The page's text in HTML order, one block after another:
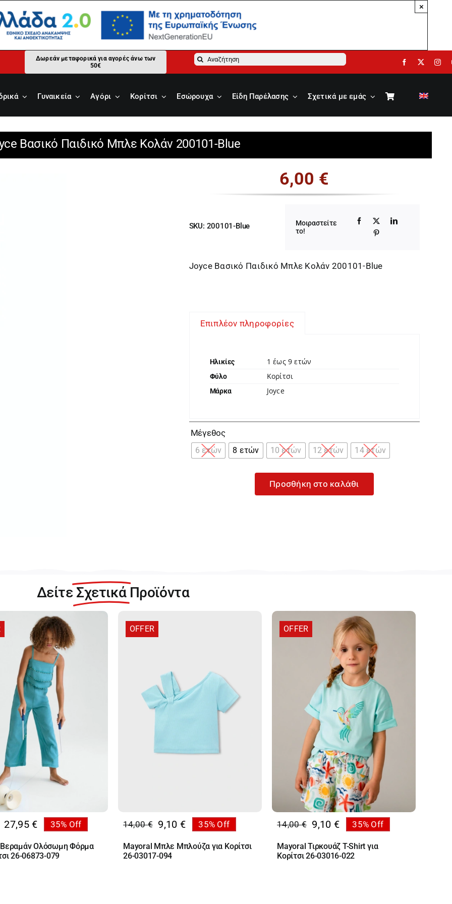
×
Δωρεάν μεταφορικά για αγορές άνω των
50€
Αναζήτηση
Γυναικεία Αγόρι Κορίτσι Εσώρουχα Είδη Παρέλασης Σχετικά με εμάς
Βασικό Παιδικό Μπλε Κολάν 200101-Blue
6,00 €
SKU: 200101-Blue
Μοιραστείτε
το!
Joyce Βασικό Παιδικό Μπλε Κολάν 200101-Blue
Επιπλέον πληροφορίες
Ηλικίες 1 έως 9 ετών
Φύλο Κορίτσι
Μάρκα Joyce
Μέγεθος
6 ετών 8 ετών 10 ετών 12 ετών 14 ετών
Προσθήκη στο καλάθι
Δείτε Σχετικά Προϊόντα
27,95 € 35% Off
Βεραμάν Ολόσωμη Φόρμα
26-06873-079
OFFER
14,00€
Original
price
was:
9,10 €
Η
τρέχουσα
τιμή
35% Off
Mayoral Μπλε Μπλούζα για Κορίτσι
26-03017-094
OFFER
14,00€
Original
price
was:
9,10 €
Η
τρέχουσα
τιμή
35% Off
Mayoral Τιρκουάζ T-Shirt για
Κορίτσι 26-03016-022